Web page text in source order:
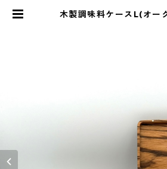
木製調味料ケースL(オー